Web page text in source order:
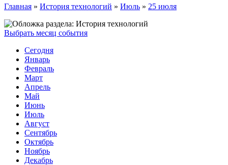
Главная » История технологий » Июль » 25 июля
Выбрать месяц события
Сегодня
Январь
Февраль
Март
Апрель
Май
Июнь
Июль
Август
Сентябрь
Октябрь
Ноябрь
Декабрь